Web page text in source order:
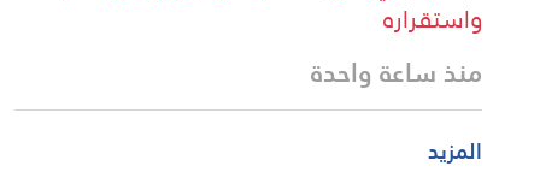
واستقراره
منذ ساعة واحدة
المزيد